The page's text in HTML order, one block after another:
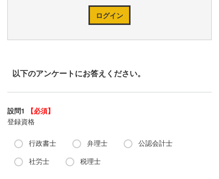
ログイン
以下のアンケートにお答えください。
設問1
【必須】
登録資格
行政書士 弁理士
公認会計士
社労士
税理士